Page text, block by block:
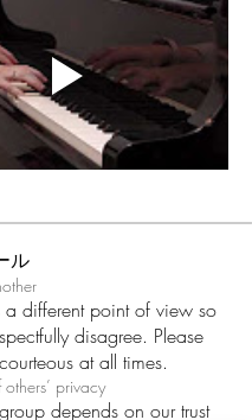
ル
a different point of view so
disagree. Please
at all times.
privacy
depends on our trust